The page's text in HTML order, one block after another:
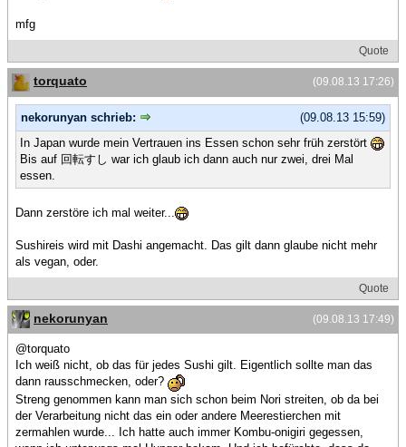
mfg
Quote
(09.08.13 17:26)
torquato
(09.08.13 15:59)
nekorunyan schrieb:
In Japan wurde mein Vertrauen ins Essen schon sehr früh zerstört
Bis auf 回転すし war ich glaub ich dann auch nur zwei, drei Mal
essen.
Dann zerstöre ich mal weiter...
Sushireis wird mit Dashi angemacht. Das gilt dann glaube nicht mehr
als vegan, oder.
Quote
(09.08.13 17:49)
nekorunyan
@torquato
Ich weiß nicht, ob das für jedes Sushi gilt. Eigentlich sollte man das
dann rausschmecken, oder?
Streng genommen kann man sich schon beim Nori streiten, ob da bei
der Verarbeitung nicht das ein oder andere Meerestierchen mit
zermahlen wurde... Ich hatte auch immer Kombu-onigiri gegessen,